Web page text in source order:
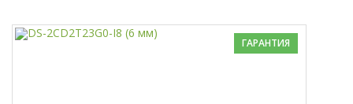
ГАРАНТИЯ